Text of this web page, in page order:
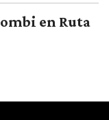
en Ruta